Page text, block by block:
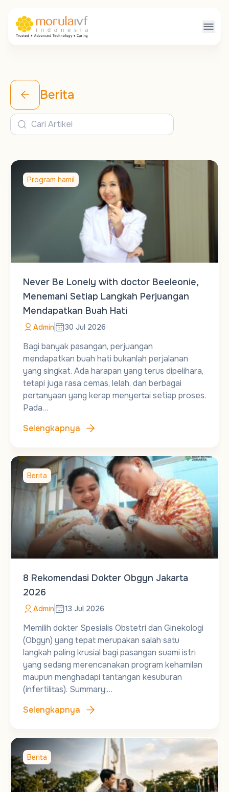
Berita
Program hamil
Never Be Lonely with doctor Beeleonie,
Menemani Setiap Langkah Perjuangan
Mendapatkan Buah Hati
Admin 30 Jul 2026
Bagi banyak pasangan, perjuangan
mendapatkan buah hati bukanlah perjalanan
yang singkat. Ada harapan yang terus dipelihara,
tetapi juga rasa cemas, lelah, dan berbagai
pertanyaan yang kerap menyertai setiap proses.
Pada…
Selengkapnya
Berita
8 Rekomendasi Dokter Obgyn Jakarta
2026
Admin 13 Jul 2026
Memilih dokter Spesialis Obstetri dan Ginekologi
(Obgyn) yang tepat merupakan salah satu
langkah paling krusial bagi pasangan suami istri
yang sedang merencanakan program kehamilan
maupun menghadapi tantangan kesuburan
(infertilitas). Summary:…
Selengkapnya
Berita